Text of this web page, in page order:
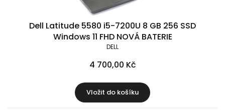
Dell Latitude 5580 i5-7200U 8 GB 256 SSD
Windows 11 FHD NOVÁ BATERIE
DELL
4 700,00 Kč
Vložit do košíku